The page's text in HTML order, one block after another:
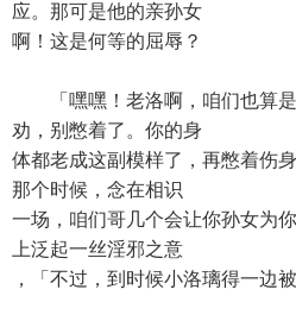
应。那可是他的亲孙女
啊！这是何等的屈辱？
「嘿嘿！老洛啊，咱们也算是
劝，别憋着了。你的身
体都老成这副模样了，再憋着伤
那个时候，念在相识
一场，咱们哥几个会让你孙女为
上泛起一丝淫邪之意
，「不过，到时候小洛璃得一边